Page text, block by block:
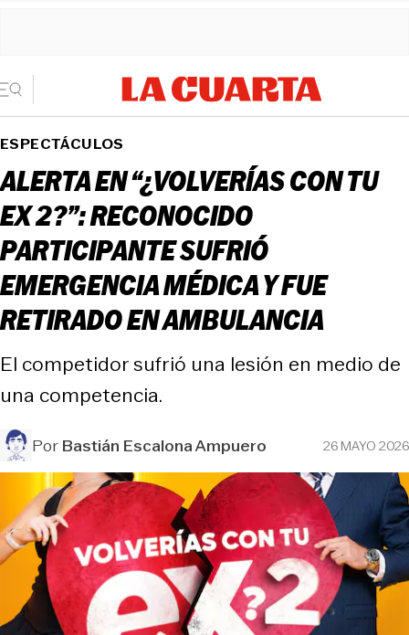
ESPECTÁCULOS
ALERTA EN “¿VOLVERÍAS CON TU
EX 2?”: RECONOCIDO
PARTICIPANTE SUFRIÓ
EMERGENCIA MÉDICA Y FUE
RETIRADO EN AMBULANCIA
El competidor sufrió una lesión en medio de
una competencia.
PorBastián Escalona Ampuero 26 MAYO 2026